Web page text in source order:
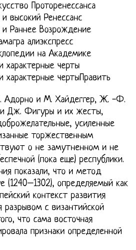
Проторенессанса
высокий Ренессанс
и Раннее Возрождение
алиэкспресс
на Академике
характерные черты
характерные чертыПравить
Адорно и М. Хайдеггер, Ж. -Ф.
Дж. Фигуры и их жесты,
усиленные
торжественным
о не замутненном и не
(пока еще) республики.
показали, что и метод
(1240–1302), определяемый как
контекст развития
разрывом с византийской
что сама восточная
признаки определенной